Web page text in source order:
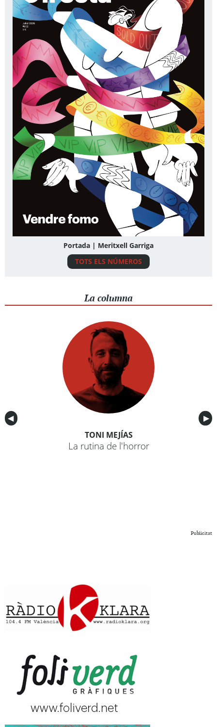
Portada | Meritxell Garriga
TOTS ELS NÚMEROS
La columna
Anterior
◀︎ ▶︎
TONI MEJÍAS
La rutina de l'horror
Publicitat